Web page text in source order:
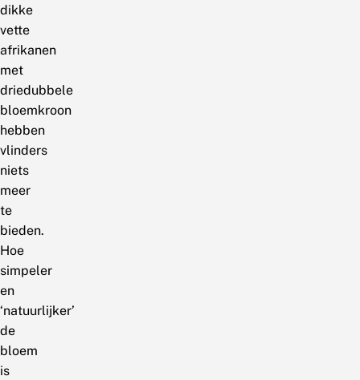
dikke
vette
afrikanen
met
driedubbele
bloemkroon
hebben
vlinders
niets
meer
te
bieden.
Hoe
simpeler
en
‘natuurlijker’
de
bloem
is